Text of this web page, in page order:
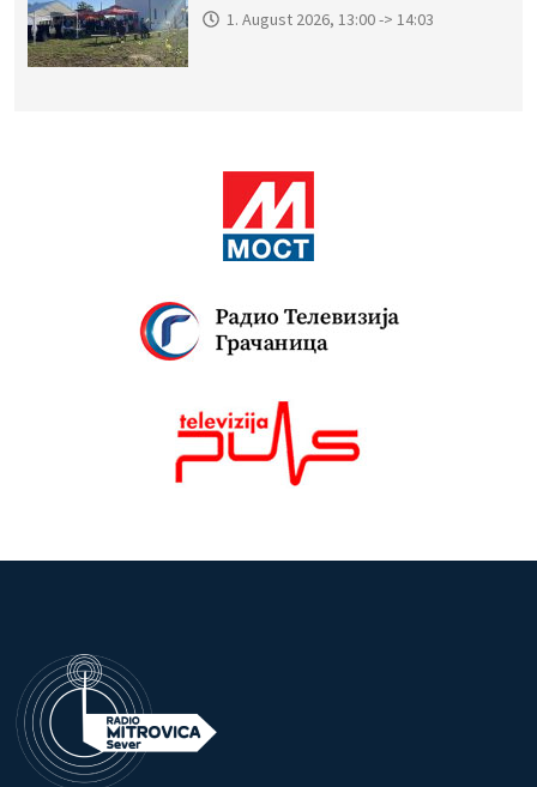
1. August 2026, 13:00 -> 14:03